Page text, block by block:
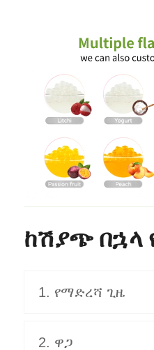
ከሽያጭ በኋላ
1. የማድረሻ ጊዜ
2. ዋጋ